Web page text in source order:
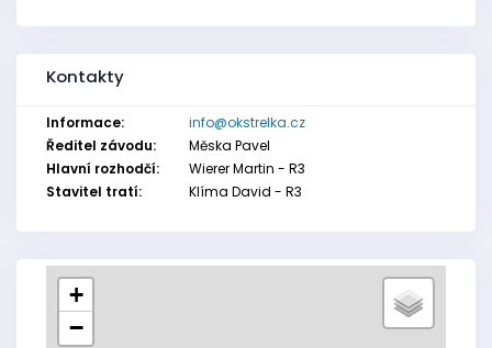
Kontakty
Informace:
info@okstrelka.cz
Ředitel závodu:
Měska Pavel
Hlavní rozhodčí:
Wierer Martin - R3
Stavitel tratí:
Klíma David - R3
+
−